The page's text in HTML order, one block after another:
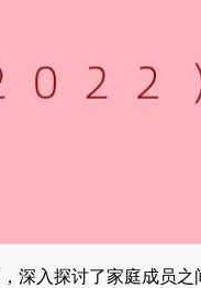
深入探讨了家庭成员之